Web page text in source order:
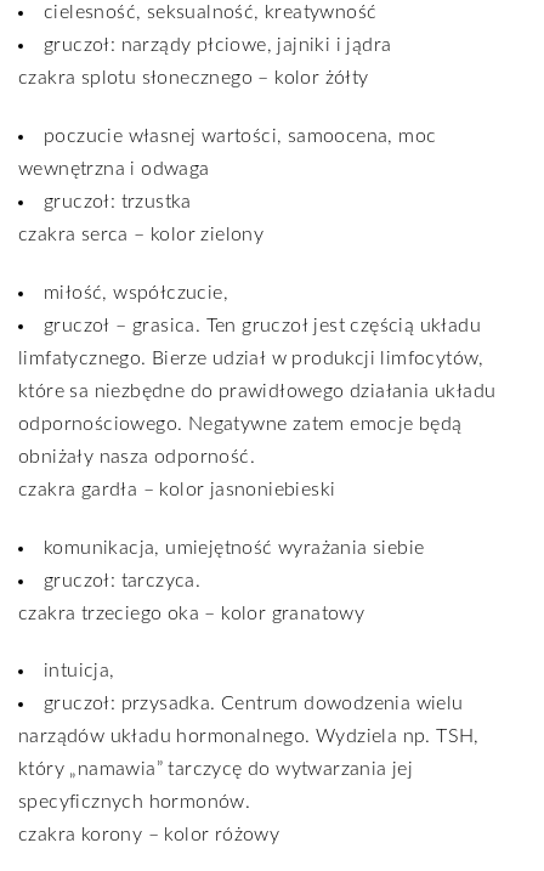
cielesność, seksualność, kreatywność
gruczoł: narządy płciowe, jajniki i jądra
czakra splotu słonecznego – kolor żółty
poczucie własnej wartości, samoocena, moc
wewnętrzna i odwaga
gruczoł: trzustka
czakra serca – kolor zielony
miłość, współczucie,
gruczoł – grasica. Ten gruczoł jest częścią układu
limfatycznego. Bierze udział w produkcji limfocytów,
które sa niezbędne do prawidłowego działania układu
odpornościowego. Negatywne zatem emocje będą
obniżały nasza odporność.
czakra gardła – kolor jasnoniebieski
komunikacja, umiejętność wyrażania siebie
gruczoł: tarczyca.
czakra trzeciego oka – kolor granatowy
intuicja,
gruczoł: przysadka. Centrum dowodzenia wielu
narządów układu hormonalnego. Wydziela np. TSH,
który „namawia” tarczycę do wytwarzania jej
specyficznych hormonów.
czakra korony – kolor różowy